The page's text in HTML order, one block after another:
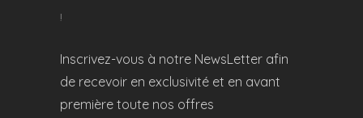
!
Inscrivez-vous à notre NewsLetter afin
de recevoir en exclusivité et en avant
première toute nos offres